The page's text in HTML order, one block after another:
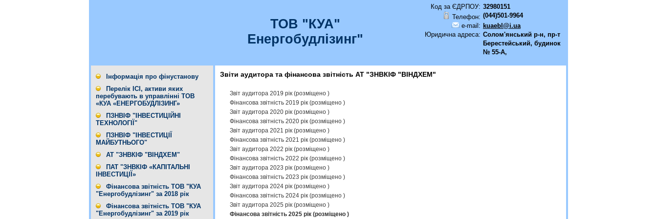
ТОВ "КУА"
Енергобудлізинг"
Код за ЄДРПОУ: 32980151
Телефон: (044)501-9964
e-mail: kuaebl@i.ua
Юридична адреса: Солом'янський р-н, пр-т
Берестейський, будинок
№ 55-А,
Інформація про фінустанову
Перелік ІСІ, активи яких
перебувають в управлінні ТОВ
«КУА «ЕНЕРГОБУДЛІЗИНГ»
ПЗНВІФ "ІНВЕСТИЦІЙНІ
ТЕХНОЛОГІЇ"
ПЗНВІФ "ІНВЕСТИЦІЇ
МАЙБУТНЬОГО"
АТ "ЗНВКІФ "ВІНДХЕМ"
ПАТ "ЗНВКІФ «КАПІТАЛЬНІ
ІНВЕСТИЦІЇ»
Фінансова звітність ТОВ "КУА
"Енергобудлізинг" за 2018 рік
Фінансова звітність ТОВ "КУА
"Енергобудлізинг" за 2019 рік
Звіти аудитора та фінансова звітність АТ "ЗНВКІФ "ВІНДХЕМ"
Звіт аудитора 2019 рік (розміщено )
Фінансова звітність 2019 рік (розміщено )
Звіт аудитора 2020 рік (розміщено )
Фінансова звітність 2020 рік (розміщено )
Звіт аудитора 2021 рік (розміщено )
Фінансова звітність 2021 рік (розміщено )
Звіт аудитора 2022 рік (розміщено )
Фінансова звітність 2022 рік (розміщено )
Звіт аудитора 2023 рік (розміщено )
Фінансова звітність 2023 рік (розміщено )
Звіт аудитора 2024 рік (розміщено )
Фінансова звітність 2024 рік (розміщено )
Звіт аудитора 2025 рік (розміщено )
Фінансова звітність 2025 рік (розміщено )